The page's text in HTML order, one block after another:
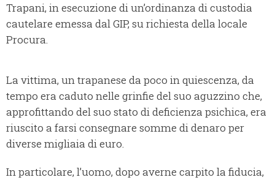
Trapani, in esecuzione di un’ordinanza di custodia
cautelare emessa dal GIP, su richiesta della locale
Procura.
La vittima, un trapanese da poco in quiescenza, da
tempo era caduto nelle grinfie del suo aguzzino che,
approfittando del suo stato di deficienza psichica, era
riuscito a farsi consegnare somme di denaro per
diverse migliaia di euro.
In particolare, l’uomo, dopo averne carpito la fiducia,